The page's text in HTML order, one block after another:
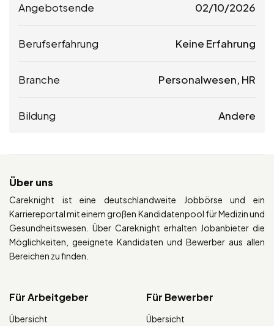
Angebotsende 02/10/2026
Berufserfahrung Keine Erfahrung
Branche Personalwesen, HR
Bildung Andere
Über uns
Careknight ist eine deutschlandweite Jobbörse und ein
Karriereportal mit einem großen Kandidatenpool für Medizin und
Gesundheitswesen. Über Careknight erhalten Jobanbieter die
Möglichkeiten, geeignete Kandidaten und Bewerber aus allen
Bereichen zu finden.
Für Arbeitgeber
Übersicht
Für Bewerber
Übersicht